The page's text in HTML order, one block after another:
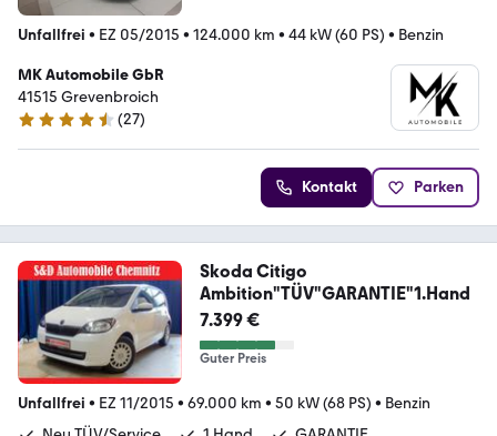
Unfallfrei • EZ 05/2015 • 124.000 km • 44 kW (60 PS) • Benzin
MK Automobile GbR
41515 Grevenbroich
4.7 Sterne
(27)
Kontakt Parken
Skoda Citigo
Ambition"TÜV"GARANTIE"1.Hand
7.399 €
Guter Preis
Unfallfrei • EZ 11/2015 • 69.000 km • 50 kW (68 PS) • Benzin